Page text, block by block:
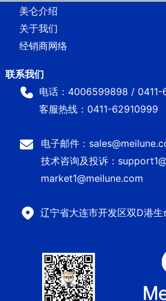
美仑介绍
关于我们
经销商网络
电话：4006599898 / 0411-
客服热线：0411-62910999
电子邮件：
技术咨询及投诉：
market1@meilune.com
辽宁省大连市开发区双D港生